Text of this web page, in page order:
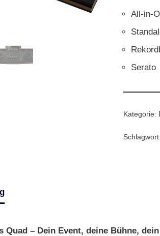
All-in-
Serato
Kategorie:
Schlagwort:
Quad – Dein Event, deine Bühne,